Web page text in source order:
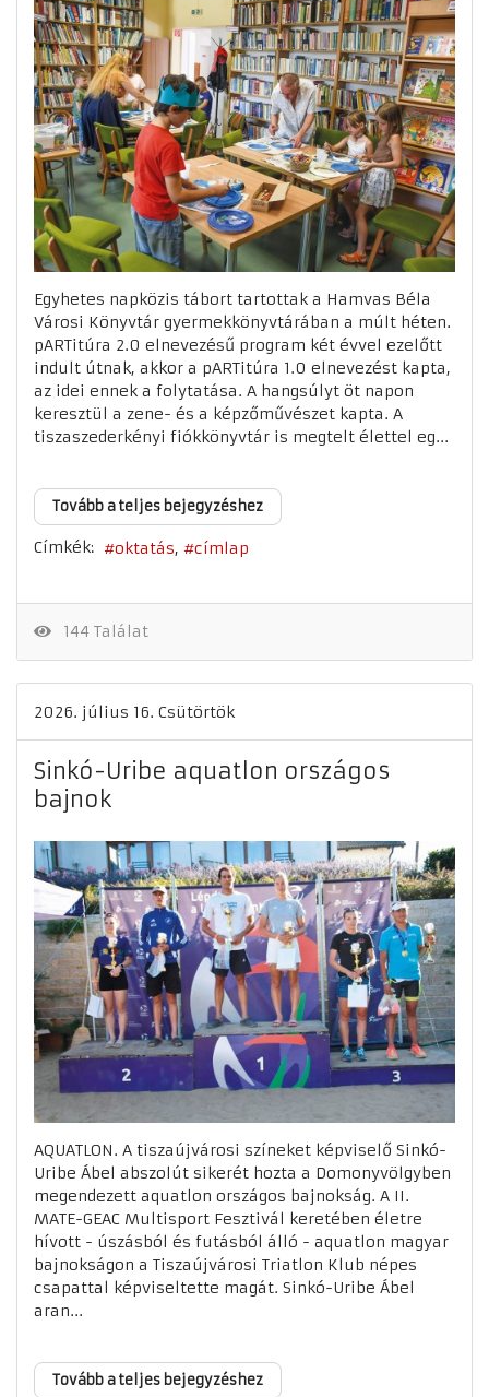
Egyhetes napközis tábort tartottak a Hamvas Béla
Városi Könyvtár gyermekkönyvtárában a múlt héten.
pARTitúra 2.0 elnevezésű program két évvel ezelőtt
indult útnak, akkor a pARTitúra 1.0 elnevezést kapta,
az idei ennek a folytatása. A hangsúlyt öt napon
keresztül a zene- és a képzőművészet kapta. A
tiszaszederkényi fiókkönyvtár is megtelt élettel eg...
Tovább a teljes bejegyzéshez
Címkék: oktatás címlap
144 Találat
2026. július 16. Csütörtök
Sinkó-Uribe aquatlon országos
bajnok
AQUATLON. A tiszaújvárosi színeket képviselő Sinkó-
Uribe Ábel abszolút sikerét hozta a Domonyvölgyben
megendezett aquatlon országos bajnokság. A II.
MATE-GEAC Multisport Fesztivál keretében életre
hívott - úszásból és futásból álló - aquatlon magyar
bajnokságon a Tiszaújvárosi Triatlon Klub népes
csapattal képviseltette magát. Sinkó-Uribe Ábel
aran...
Tovább a teljes bejegyzéshez